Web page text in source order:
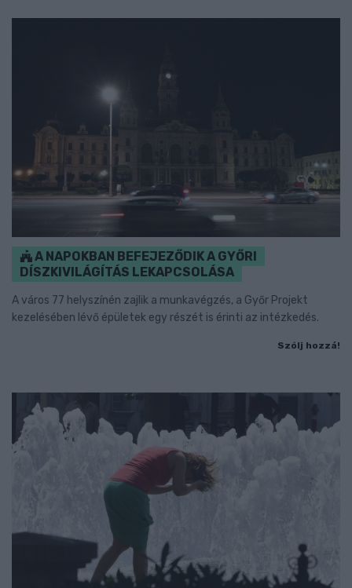
A NAPOKBAN BEFEJEZŐDIK A GYŐRI
DÍSZKIVILÁGÍTÁS LEKAPCSOLÁSA
A város 77 helyszínén zajlik a munkavégzés, a Győr Projekt
kezelésében lévő épületek egy részét is érinti az intézkedés.
Szólj hozzá!